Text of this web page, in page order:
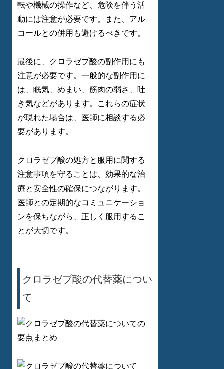
転や機械の操作など、危険を伴う活
動には注意が必要です。また、アル
コールとの併用も避けるべきです。
最後に、クロラゼプ酸の副作用にも
注意が必要です。一般的な副作用に
は、眠気、めまい、筋肉の弱さ、吐
き気などがあります。これらの症状
が現れた場合は、医師に相談する必
要があります。
クロラゼプ酸の処方と服用に関する
注意事項を守ることは、効果的な治
療と安全性の確保につながります。
医師との定期的なコミュニケーショ
ンを保ちながら、正しく服用するこ
とが大切です。
クロラゼプ酸の代替薬につい
て